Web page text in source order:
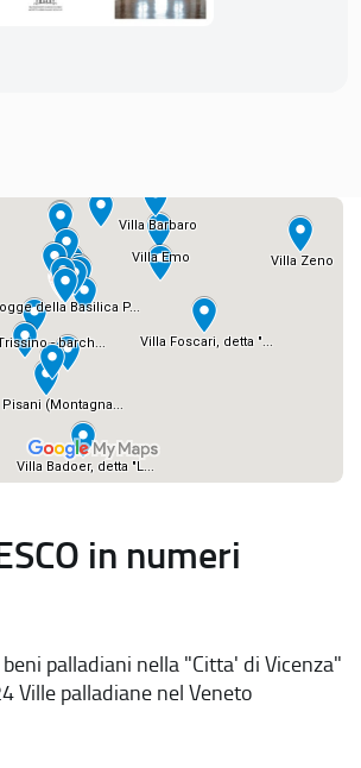
in numeri
palladiani nella "Citta' di Vicenza"
Ville palladiane nel Veneto